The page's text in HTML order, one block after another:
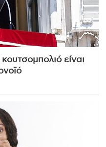
είναι